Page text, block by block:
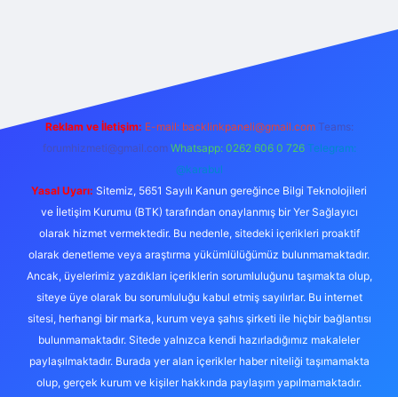
https://www.betexper.xyz/
Reklam ve İletişim: E-mail: backlinkpaneli@gmail.com Teams:
forumhizmeti@gmail.com Whatsapp: 0262 606 0 726 Telegram:
@karabul
Yasal Uyarı: Sitemiz, 5651 Sayılı Kanun gereğince Bilgi Teknolojileri
ve İletişim Kurumu (BTK) tarafından onaylanmış bir Yer Sağlayıcı
olarak hizmet vermektedir. Bu nedenle, sitedeki içerikleri proaktif
olarak denetleme veya araştırma yükümlülüğümüz bulunmamaktadır.
Ancak, üyelerimiz yazdıkları içeriklerin sorumluluğunu taşımakta olup,
siteye üye olarak bu sorumluluğu kabul etmiş sayılırlar. Bu internet
sitesi, herhangi bir marka, kurum veya şahıs şirketi ile hiçbir bağlantısı
bulunmamaktadır. Sitede yalnızca kendi hazırladığımız makaleler
paylaşılmaktadır. Burada yer alan içerikler haber niteliği taşımamakta
olup, gerçek kurum ve kişiler hakkında paylaşım yapılmamaktadır.